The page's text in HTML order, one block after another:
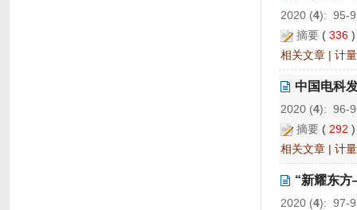
2020 (4): 95-
摘要 ( 336
相关文章 | 计
中国电科
2020 (4): 96-
摘要 ( 292
相关文章 | 计
“新耀东
2020 (4): 97-